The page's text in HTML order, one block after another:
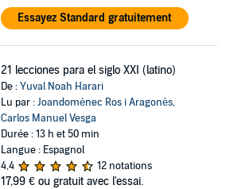
Essayez Standard gratuitement
21 lecciones para el siglo XXI (latino)
De :Yuval Noah Harari
Lu par :Joandomènec Ros i Aragonès,
Carlos Manuel Vesga
Durée : 13 h et 50 min
Langue : Espagnol
4,4
12 notations
17,99 € ou gratuit avec l'essai.